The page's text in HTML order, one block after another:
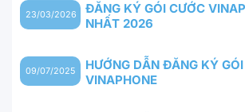
ĐĂNG KÝ GÓI CƯỚC
NHẤT 2026
23/03/2026
HƯỚNG DẪN ĐĂNG KÝ
VINAPHONE
09/07/2025